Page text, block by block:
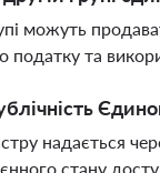
можуть
податку та
надається
стану